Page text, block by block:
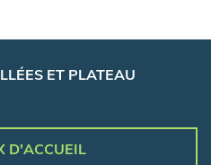
ET PLATEAU
D'ACCUEIL